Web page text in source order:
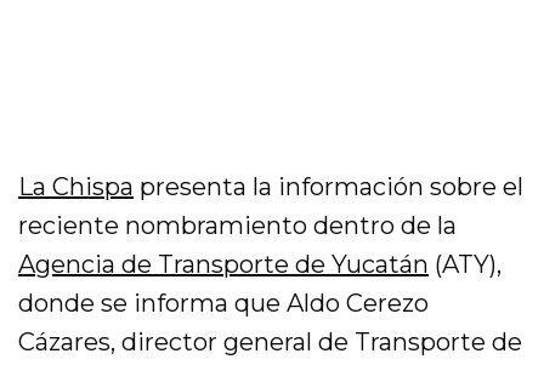
La Chispa presenta la información sobre el
reciente nombramiento dentro de la
Agencia de Transporte de Yucatán (ATY),
donde se informa que Aldo Cerezo
Cázares, director general de Transporte de